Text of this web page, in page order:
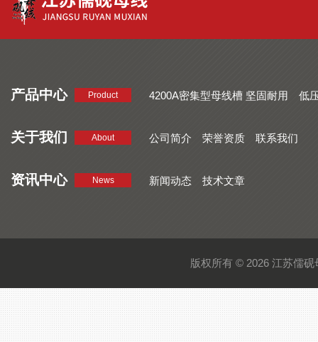
产品中心 Product 4200A密集型母线槽 坚固耐用
低
关于我们 About 公司简介 荣誉资质 联系我们
资讯中心 News 新闻动态 技术文章
版权所有 © 2026 江苏儒